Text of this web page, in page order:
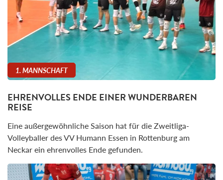
1. MANNSCHAFT
EHRENVOLLES ENDE EINER WUNDERBAREN
REISE
Eine außergewöhnliche Saison hat für die Zweitliga-
Volleyballer des VV Humann Essen in Rottenburg am
Neckar ein ehrenvolles Ende gefunden.